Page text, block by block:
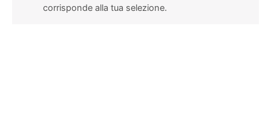
corrisponde alla tua selezione.